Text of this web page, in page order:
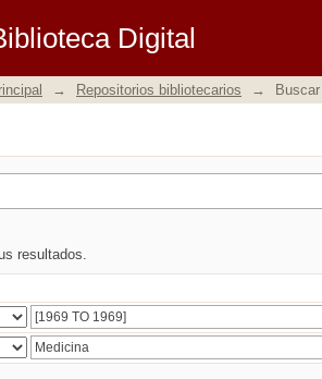
Digital
→ Repositorios bibliotecarios → Buscar
resultados.